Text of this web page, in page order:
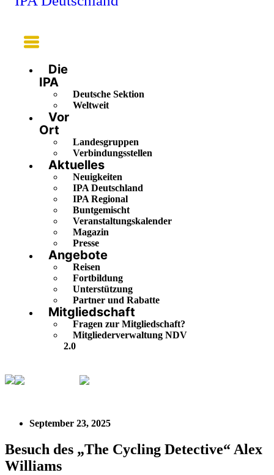
Main
Menu
Die
IPA
Deutsche Sektion
Weltweit
Vor
Ort
Landesgruppen
Verbindungsstellen
Aktuelles
Neuigkeiten
IPA Deutschland
IPA Regional
Buntgemischt
Veranstaltungskalender
Magazin
Presse
Angebote
Reisen
Fortbildung
Unterstützung
Partner und Rabatte
Mitgliedschaft
Fragen zur Mitgliedschaft?
Mitgliederverwaltung NDV
2.0
September 23, 2025
Besuch des „The Cycling Detective“ Alex
Williams